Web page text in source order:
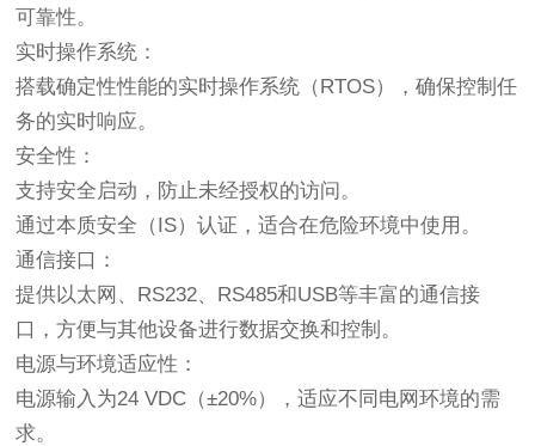
可靠性。
实时操作系统：
搭载确定性性能的实时操作系统（RTOS），确保控制任
务的实时响应。
安全性：
支持安全启动，防止未经授权的访问。
通过本质安全（IS）认证，适合在危险环境中使用。
通信接口：
提供以太网、RS232、RS485和USB等丰富的通信接
口，方便与其他设备进行数据交换和控制。
电源与环境适应性：
电源输入为24 VDC（±20%），适应不同电网环境的需
求。